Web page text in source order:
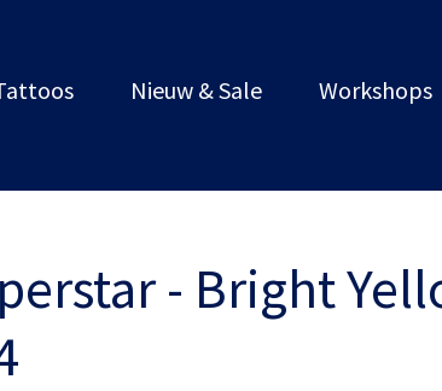
Nieuw & Sale Workshops
- Bright